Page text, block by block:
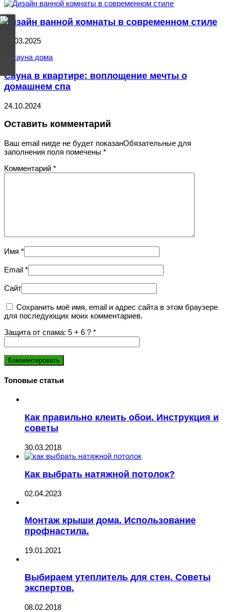
Дизайн ванной комнаты в современном стиле
29.03.2025
Сауна в квартире: воплощение мечты о
домашнем спа
24.10.2024
Оставить комментарий
Ваш email нигде не будет показанОбязательные для
заполнения поля помечены *
Комментарий *
Имя *
Email *
Сайт
Сохранить моё имя, email и адрес сайта в этом браузере
для последующих моих комментариев.
Защита от спама: 5 + 6 ? *
Топовые статьи
Как правильно клеить обои. Инструкция и
советы
30.03.2018
Как выбрать натяжной потолок?
02.04.2023
Монтаж крыши дома. Использование
профнастила.
19.01.2021
Выбираем утеплитель для стен. Советы
экспертов.
08.02.2018